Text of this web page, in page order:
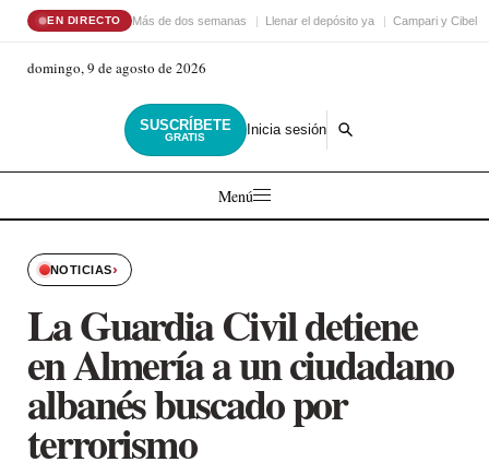
EN DIRECTO Más de dos semanas Llenar el depósito ya Campari y
domingo, 9 de agosto de 2026
SUSCRÍBETE
GRATIS Inicia sesión
Menú
NOTICIAS›
La Guardia Civil detiene
en Almería a un ciudadano
albanés buscado por
terrorismo